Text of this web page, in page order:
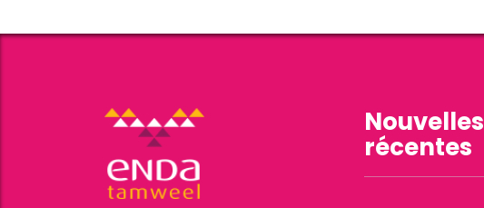
Nouvelles
récentes